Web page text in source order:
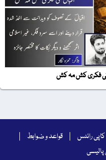
فکری کش مہ کش
کاپی رائٹس
قواعد و ضوابط
پالیسی